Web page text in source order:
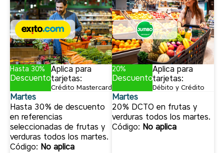
Hasta 30%
Descuento
Aplica para
tarjetas:
Crédito Mastercard
Martes
Hasta 30% de descuento
en referencias
seleccionadas de frutas y
verduras todos los martes.
Código: No aplica
20%
Descuento
Aplica para
tarjetas:
Débito y Crédito
Martes
20% DCTO en frutas y
verduras todos los martes.
Código: No aplica